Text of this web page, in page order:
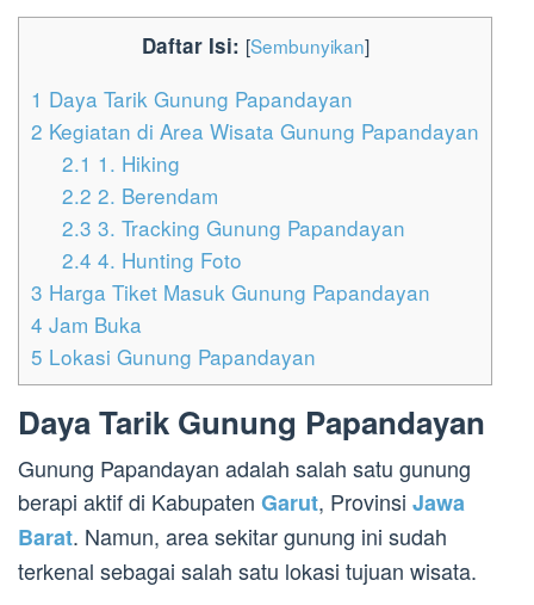
Daftar Isi: [Sembunyikan]
1 Daya Tarik Gunung Papandayan
2 Kegiatan di Area Wisata Gunung Papandayan
2.1 1. Hiking
2.2 2. Berendam
2.3 3. Tracking Gunung Papandayan
2.4 4. Hunting Foto
3 Harga Tiket Masuk Gunung Papandayan
4 Jam Buka
5 Lokasi Gunung Papandayan
Daya Tarik Gunung Papandayan
Gunung Papandayan adalah salah satu gunung
berapi aktif di Kabupaten Garut, Provinsi Jawa
Barat. Namun, area sekitar gunung ini sudah
terkenal sebagai salah satu lokasi tujuan wisata.